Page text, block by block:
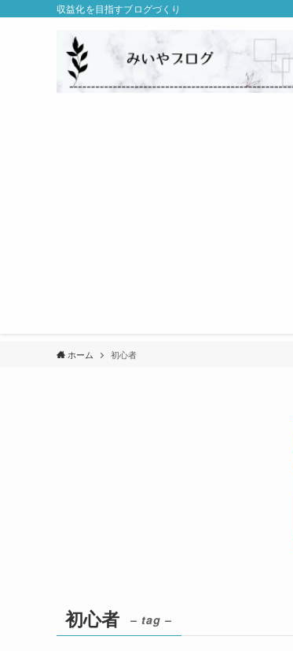
収益化を目指すブログづくり
ホーム 初心者
初心者 – tag –